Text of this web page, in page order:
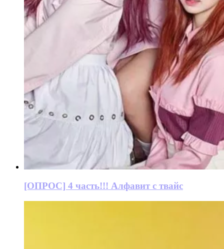
[ОПРОС] 4 часть!!! Алфавит с твайс